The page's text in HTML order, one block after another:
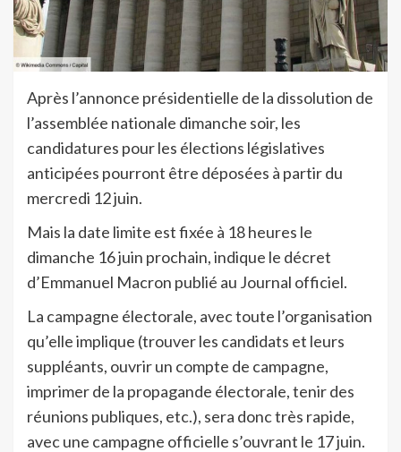
Après l’annonce présidentielle de la dissolution de
l’assemblée nationale dimanche soir, les
candidatures pour les élections législatives
anticipées pourront être déposées à partir du
mercredi 12 juin.
Mais la date limite est fixée à 18 heures le
dimanche 16 juin prochain, indique le décret
d’Emmanuel Macron publié au Journal officiel.
La campagne électorale, avec toute l’organisation
qu’elle implique (trouver les candidats et leurs
suppléants, ouvrir un compte de campagne,
imprimer de la propagande électorale, tenir des
réunions publiques, etc.), sera donc très rapide,
avec une campagne officielle s’ouvrant le 17 juin.